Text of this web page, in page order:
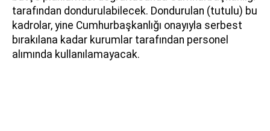
tarafından dondurulabilecek. Dondurulan (tutulu) bu
kadrolar, yine Cumhurbaşkanlığı onayıyla serbest
bırakılana kadar kurumlar tarafından personel
alımında kullanılamayacak.